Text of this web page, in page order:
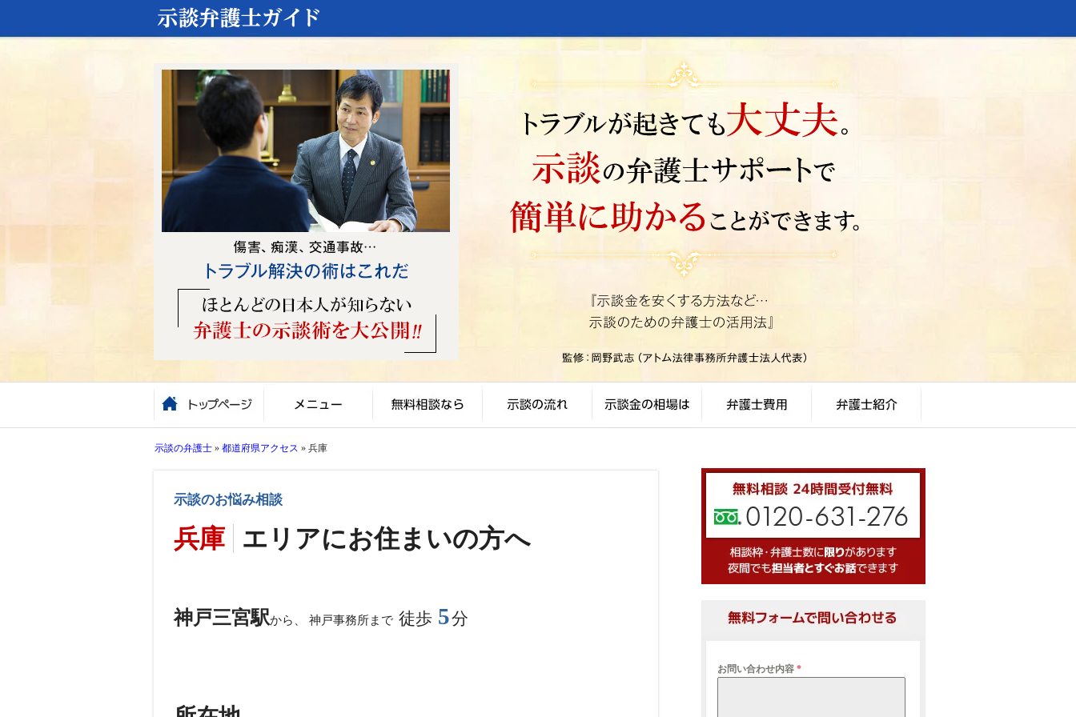
示談の弁護士 » 都道府県アクセス » 兵庫
示談のお悩み相談
兵庫 エリアにお住まいの方へ
神戸三宮駅から、 神戸事務所まで 徒歩 5分
お問い合わせ内容 *